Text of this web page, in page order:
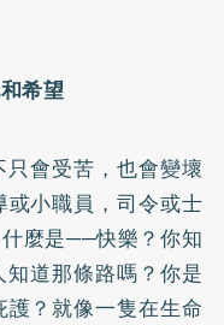
希望
會受苦，也會變壞
小職員，司令或士
麼是──快樂？你知
道那條路嗎？你是
？就像一隻在生命